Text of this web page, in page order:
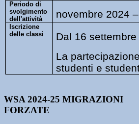
Periodo di
svolgimento
dell'attività
novembre 2024
Iscrizione
delle classi
Dal 16
La
studenti e
WSA 2024-25 MIGRAZIONI
FORZATE